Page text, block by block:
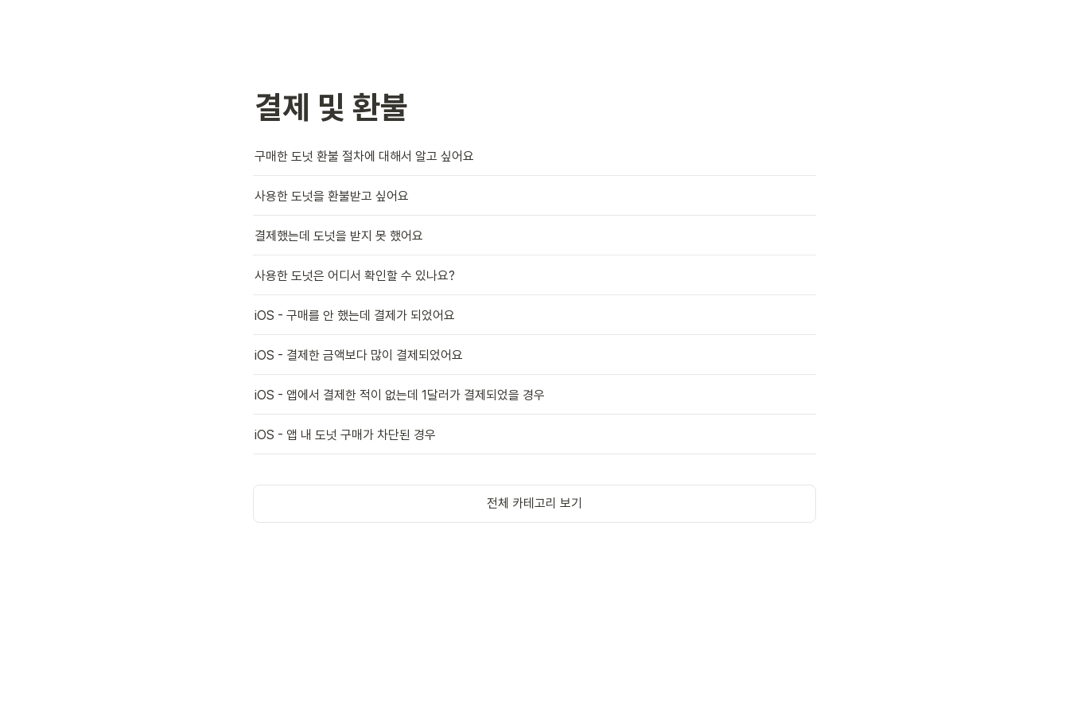
결제 및 환불
구매한 도넛 환불 절차에 대해서 알고 싶어요
사용한 도넛을 환불받고 싶어요
결제했는데 도넛을 받지 못 했어요
사용한 도넛은 어디서 확인할 수 있나요?
iOS - 구매를 안 했는데 결제가 되었어요
iOS - 결제한 금액보다 많이 결제되었어요
iOS - 앱에서 결제한 적이 없는데 1달러가 결제되었을 경우
iOS - 앱 내 도넛 구매가 차단된 경우
전체 카테고리 보기